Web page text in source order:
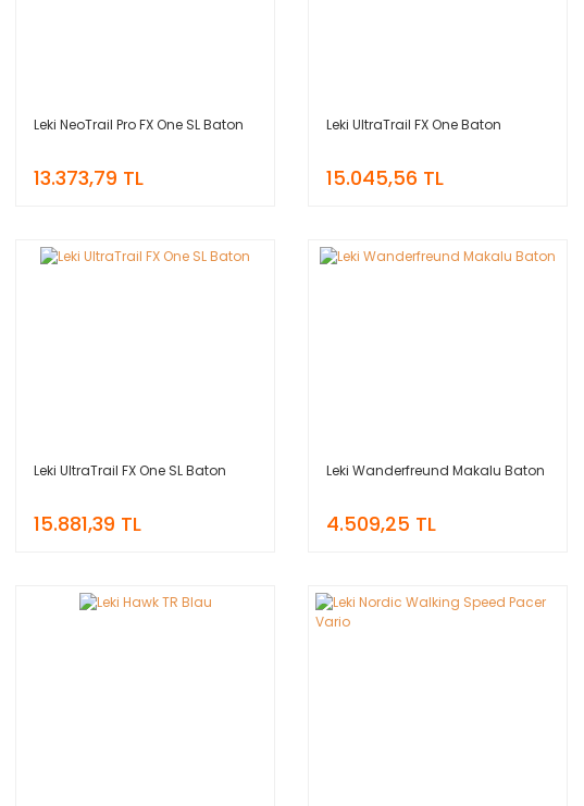
Leki NeoTrail Pro FX One SL Baton
13.373,79 TL
Leki UltraTrail FX One Baton
15.045,56 TL
Leki UltraTrail FX One SL Baton
15.881,39 TL
Leki Wanderfreund Makalu Baton
4.509,25 TL